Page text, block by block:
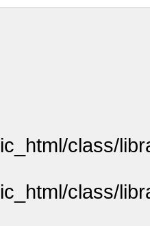
class/
class/